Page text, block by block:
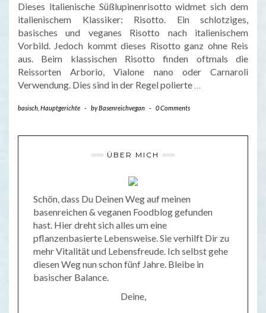
Dieses italienische Süßlupinenrisotto widmet sich dem
italienischem Klassiker: Risotto. Ein schlotziges,
basisches und veganes Risotto nach italienischem
Vorbild. Jedoch kommt dieses Risotto ganz ohne Reis
aus. Beim klassischen Risotto finden oftmals die
Reissorten Arborio, Vialone nano oder Carnaroli
Verwendung. Dies sind in der Regel polierte …
basisch Hauptgerichte - byBasenreichvegan - 0 Comments
ÜBER MICH
Schön, dass Du Deinen Weg auf meinen
basenreichen & veganen Foodblog gefunden
hast. Hier dreht sich alles um eine
pflanzenbasierte Lebensweise. Sie verhilft Dir zu
mehr Vitalität und Lebensfreude. Ich selbst gehe
diesen Weg nun schon fünf Jahre. Bleibe in
basischer Balance.
Deine,